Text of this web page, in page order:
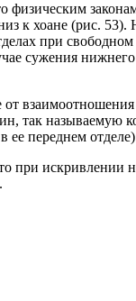
физическим
к хоане (рис.
при
сужения
от
так называемую
ее переднем
при искривлении